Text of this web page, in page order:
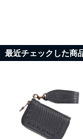
最近チェックした商